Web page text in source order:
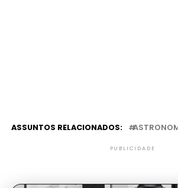
ASSUNTOS RELACIONADOS:
PUBLICIDADE